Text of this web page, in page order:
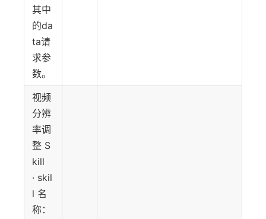
其中
的da
ta请
求参
数。
视频
分辨
率调
整 S
kill
· skil
l 名
称：